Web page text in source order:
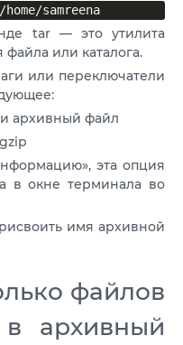
samreena
tar — это утилита
или каталога.
или переключатели
архивный файл
эта опция
в окне терминала во
имя архивной
файлов
в архивный